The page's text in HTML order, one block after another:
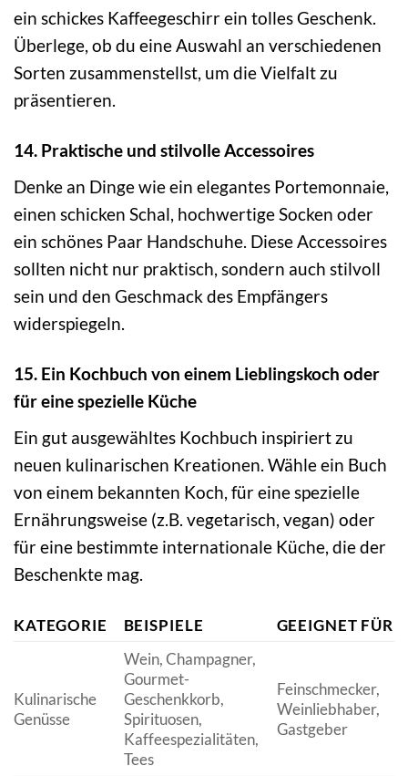
ein schickes Kaffeegeschirr ein tolles Geschenk.
Überlege, ob du eine Auswahl an verschiedenen
Sorten zusammenstellst, um die Vielfalt zu
präsentieren.
14. Praktische und stilvolle Accessoires
Denke an Dinge wie ein elegantes Portemonnaie,
einen schicken Schal, hochwertige Socken oder
ein schönes Paar Handschuhe. Diese Accessoires
sollten nicht nur praktisch, sondern auch stilvoll
sein und den Geschmack des Empfängers
widerspiegeln.
15. Ein Kochbuch von einem Lieblingskoch oder
für eine spezielle Küche
Ein gut ausgewähltes Kochbuch inspiriert zu
neuen kulinarischen Kreationen. Wähle ein Buch
von einem bekannten Koch, für eine spezielle
Ernährungsweise (z.B. vegetarisch, vegan) oder
für eine bestimmte internationale Küche, die der
Beschenkte mag.
KATEGORIE BEISPIELE GEEIGNET FÜR
Kulinarische
Genüsse
Wein, Champagner,
Gourmet-
Geschenkkorb,
Spirituosen,
Kaffeespezialitäten,
Tees
Feinschmecker,
Weinliebhaber,
Gastgeber